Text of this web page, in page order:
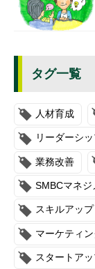
タグ一覧
人材育成
リーダーシ
業務改善
SMBCマネジ
スキルアッ
マーケティ
スタートア